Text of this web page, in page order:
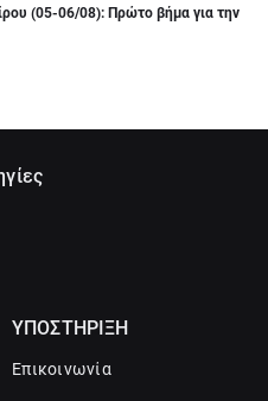
(05-06/08): Πρώτο βήμα για την
ΥΠΟΣΤΗΡΙΞΗ
Επικοινωνία